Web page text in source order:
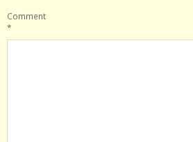
Comment
*